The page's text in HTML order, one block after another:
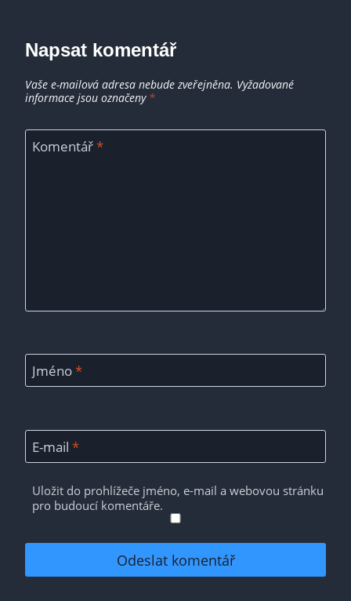
Napsat komentář
Vaše e-mailová adresa nebude zveřejněna. Vyžadované
informace jsou označeny *
Komentář*
Jméno*
E-mail *
Uložit do prohlížeče jméno, e-mail a webovou stránku
pro budoucí komentáře.